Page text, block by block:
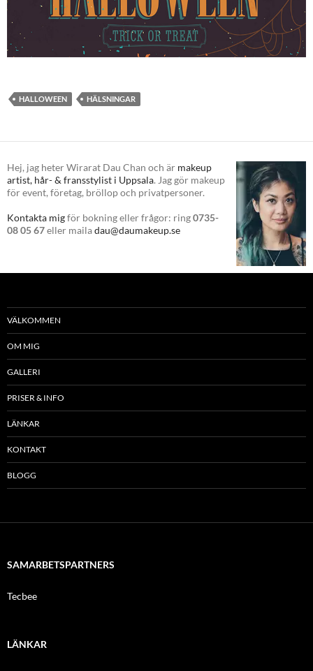
HALLOWEEN HÄLSNINGAR
Hej, jag heter Wirarat Dau Chan och är makeup
artist, hår- & fransstylist i Uppsala. Jag gör makeup
för event, företag, bröllop och privatpersoner.
Kontakta migför bokning eller frågor: ring0735-
08 05 67eller mailadau@daumakeup.se
VÄLKOMMEN
OM MIG
GALLERI
PRISER & INFO
LÄNKAR
KONTAKT
BLOGG
SAMARBETSPARTNERS
Tecbee
LÄNKAR